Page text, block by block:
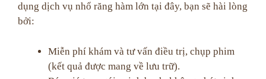
dụng dịch vụ nhổ răng hàm lớn tại đây, bạn sẽ hài lòng
bởi:
Miễn phí khám và tư vấn điều trị, chụp phim
(kết quả được mang về lưu trữ).